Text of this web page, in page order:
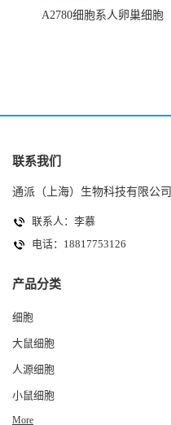
A2780细胞系人卵巢细胞
联系我们
通派（上海）生物科技有限公司
联系人：李慕
电话：18817753126
产品分类
细胞
大鼠细胞
人源细胞
小鼠细胞
More